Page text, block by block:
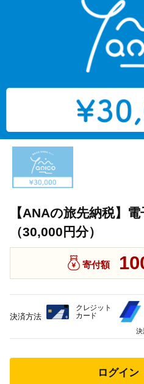
【ANAの旅先納税】
（30,000円分）
寄付額
ログイン
決済方法
クレジット
カード
決